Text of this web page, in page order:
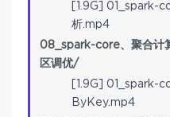
[1.9G] 01_spark-
析.mp4
08_spark-core、聚合计
区调优/
[1.9G] 01_spark-
ByKey.mp4